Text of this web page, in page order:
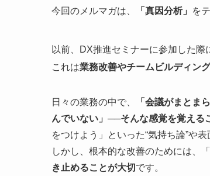
今回のメルマガは、
「真因分析」 を
以前、DX推進セミナーに参加した際
これは業務改善やチームビルディン
日々の業務の中で、
「会議がまとま
んでいない」──そんな感覚を覚える
をつけよう」といった“気持ち論”や
しかし、根本的な改善のためには、
き止めることが大切 です。